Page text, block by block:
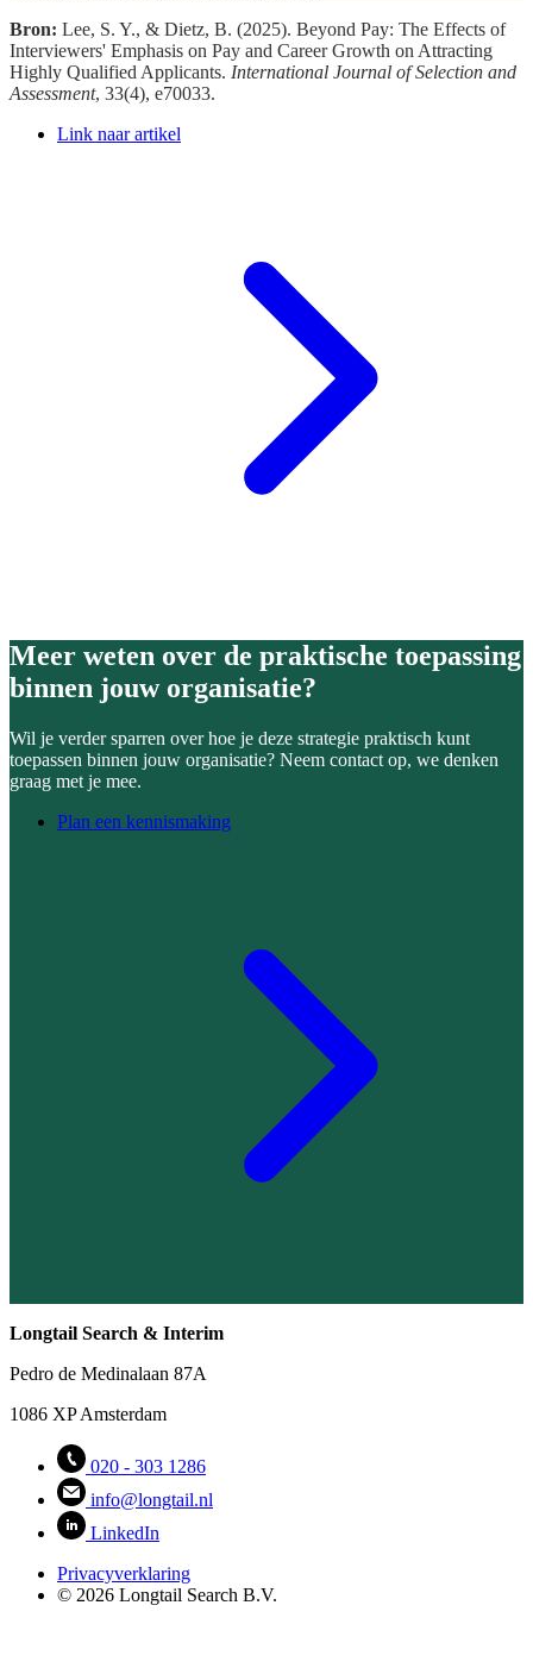
Bron: Lee, S. Y., & Dietz, B. (2025). Beyond Pay: The Effects of
Interviewers' Emphasis on Pay and Career Growth on Attracting
Highly Qualified Applicants. International Journal of Selection and
Assessment, 33(4), e70033.
Link naar artikel
Meer weten over de praktische toepassing
binnen jouw organisatie?
Wil je verder sparren over hoe je deze strategie praktisch kunt
toepassen binnen jouw organisatie? Neem contact op, we denken
graag met je mee.
Plan een kennismaking
Longtail Search & Interim
Pedro de Medinalaan 87A
1086 XP Amsterdam
020 - 303 1286
info@longtail.nl
LinkedIn
Privacyverklaring
© 2026 Longtail Search B.V.